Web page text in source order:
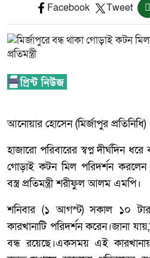
Facebook Tweet
আনোয়ার হোসেন (মির্জাপুর প্রতিনিধি)
হাজারো পরিবারের স্বপ্ন দীর্ঘদিন
গোড়াই কটন মিল পরিদর্শন করলেন
বস্ত্র প্রতিমন্ত্রী শরীফুল আলম এমপি।
শনিবার (১ আগস্ট) সকাল ১০
কারখানাটি পরিদর্শন করেন।জানা
বন্ধ রয়েছে।একসময় এই